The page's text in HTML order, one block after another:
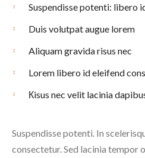
Suspendisse potenti: libero
Duis volutpat augue lorem
Aliquam gravida risus nec
Lorem libero id eleifend
Кisus nec velit lacinia
Suspendisse potenti. In
consectetur. Sed lacinia tempor